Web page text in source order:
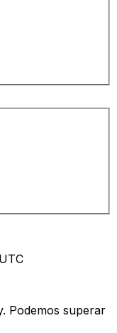
Podemos superar